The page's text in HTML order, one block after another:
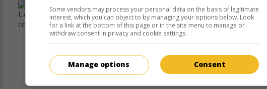
au cinéma sur mes écrans
L'Accroche-coeur
Fr. 1938. Comédie dramatiquede Pierre Caron avec Henry
Jacqueline Delubac,Marguerite Moreno.
Durée: 85 min.
Some vendors may process your personal data on the basis of legitimate
interest, which you can object to by managing your options below. Look
for a link at the bottom of this page or in the site menu to manage or
withdraw consent in privacy and cookie settings.
Consent
Manage options